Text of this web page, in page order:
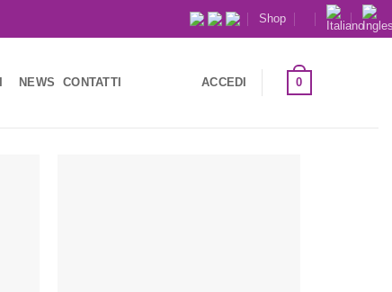
Shop
NEWS CONTATTI ACCEDI 0